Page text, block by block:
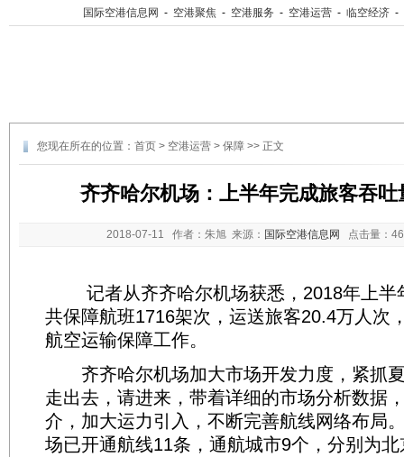
国际空港信息网 - 空港聚焦 - 空港服务 - 空港运营 - 临空经济 -
您现在所在的位置： 首页 > 空港运营 > 保障 >> 正文
齐齐哈尔机场：上半年完成旅客吞吐
2018-07-11 作者：朱旭 来源： 国际空港信息网 点击量：
记者从齐齐哈尔机场获悉，2018年上半
共保障航班1716架次，运送旅客20.4万人次
航空运输保障工作。
齐齐哈尔机场加大市场开发力度，紧抓
走出去，请进来，带着详细的市场分析数据
介，加大运力引入，不断完善航线网络布局
场已开通航线11条，通航城市9个，分别为